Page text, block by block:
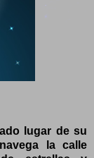
de su
la calle